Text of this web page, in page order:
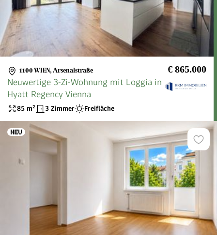
1100 WIEN, Arsenalstraße € 865.000
Neuwertige 3-Zi-Wohnung mit Loggia in
Hyatt Regency Vienna
85 m² 3 Zimmer Freifläche